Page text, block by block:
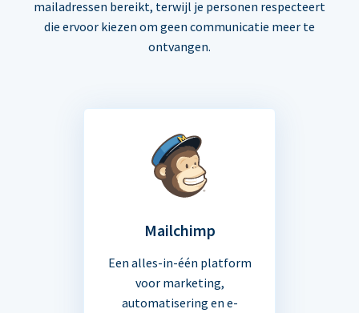
mailadressen bereikt, terwijl je personen respecteert
die ervoor kiezen om geen communicatie meer te
ontvangen.
Mailchimp
Een alles-in-één platform
voor marketing,
automatisering en e-